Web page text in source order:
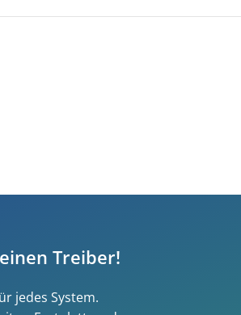
Treiber!
jedes System.